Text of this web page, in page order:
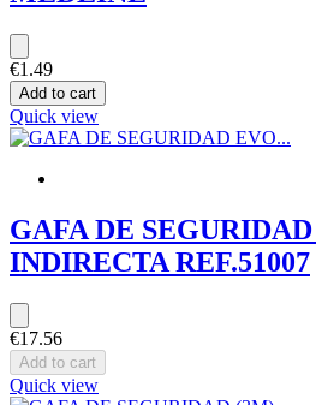
€1.49
Add to cart
Quick view
GAFA DE
INDIRECTA REF.51007
€17.56
Add to cart
Quick view